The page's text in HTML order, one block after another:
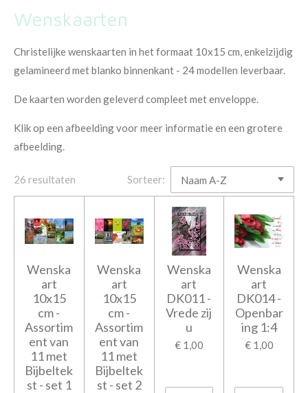
Wenskaarten
Christelijke wenskaarten in het formaat 10x15 cm, enkelzijdig
gelamineerd met blanko binnenkant - 24 modellen leverbaar.
De kaarten worden geleverd compleet met enveloppe.
Klik op een afbeelding voor meer informatie en een grotere
afbeelding.
26 resultaten Sorteer:
Wenska
art
10x15
cm -
Assortim
ent van
11 met
Bijbeltek
st - set 1
Wenska
art
10x15
cm -
Assortim
ent van
11 met
Bijbeltek
st - set 2
Wenska
art
DK011 -
Vrede zij
u
€ 1,00
Wenska
art
DK014 -
Openbar
ing 1:4
€ 1,00